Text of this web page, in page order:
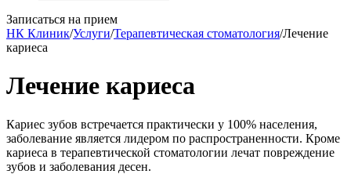
Записаться на прием
НК Клиник/Услуги/Терапевтическая стоматология/Лечение
кариеса
Лечение кариеса
Кариес зубов встречается практически у 100% населения,
заболевание является лидером по распространенности. Кроме
кариеса в терапевтической стоматологии лечат повреждение
зубов и заболевания десен.